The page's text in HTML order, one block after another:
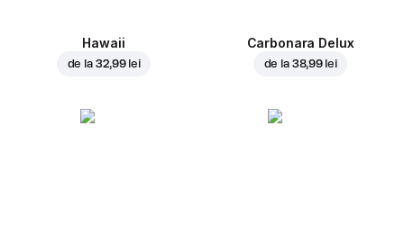
Hawaii
de la 32,99 lei
Carbonara Delux
de la 38,99 lei